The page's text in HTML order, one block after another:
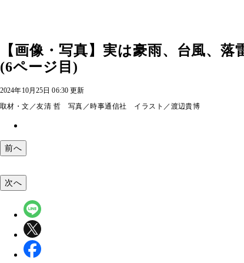
【画像・写真】実は豪雨、台風、
(6ページ目)
2024年10月25日 06:30 更新
取材・文／友清 哲 写真／時事通信社 イラスト／渡辺貴博
前へ
次へ